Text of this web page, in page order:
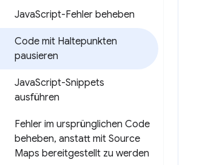
JavaScript-Fehler beheben
Code mit Haltepunkten
pausieren
JavaScript-Snippets
ausführen
Fehler im ursprünglichen Code
beheben, anstatt mit Source
Maps bereitgestellt zu werden